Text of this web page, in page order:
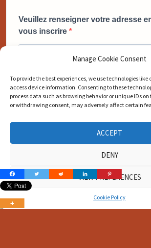
Manage Cookie Consent
To provide the best experiences, we use technologies like
access device information. Consenting to these
process data such as browsing behavior or unique IDs
or withdrawing consent, may adversely affect certain
ACCEPT
DENY
VIEW PREFERENCES
Cookie Policy
Veuillez renseigner votre adresse
vous inscrire
En cliquant sur ce bouton je confirme avoir pris
politique de confidentialité.